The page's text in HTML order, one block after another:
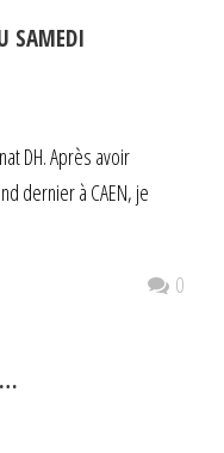
SAMEDI
DH. Après avoir
dernier à CAEN, je
0
…